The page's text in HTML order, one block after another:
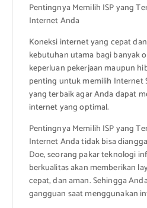
Pentingnya Memilih ISP yang
Internet Anda
Koneksi internet yang cepat
kebutuhan utama bagi banyak
keperluan pekerjaan maupun
penting untuk memilih Internet
yang terbaik agar Anda dapat
internet yang optimal.
Pentingnya Memilih ISP yang
Internet Anda tidak bisa
Doe, seorang pakar teknologi
berkualitas akan memberikan
cepat, dan aman. Sehingga
gangguan saat menggunakan